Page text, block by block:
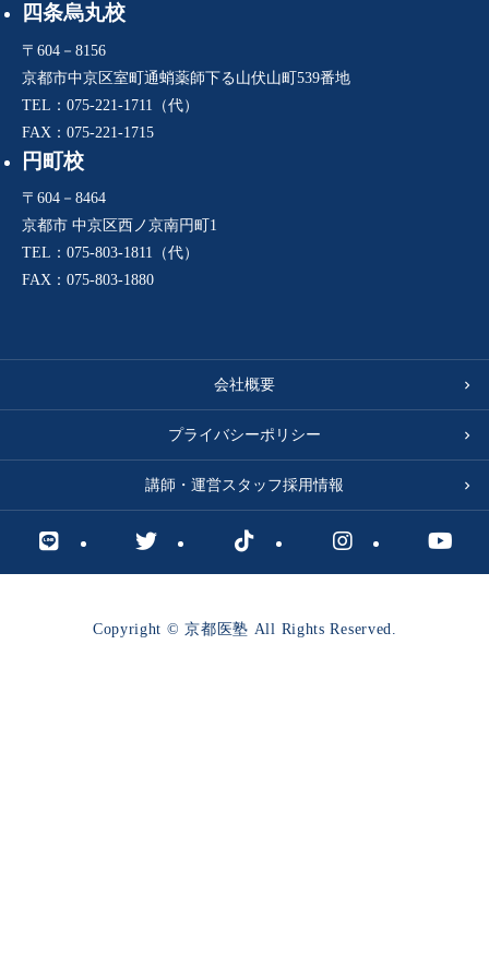
四条烏丸校
〒604－8156
京都市中京区室町通蛸薬師下る山伏山町539番地
TEL：075-221-1711（代）
FAX：075-221-1715
円町校
〒604－8464
京都市 中京区西ノ京南円町1
TEL：075-803-1811（代）
FAX：075-803-1880
会社概要
プライバシーポリシー
講師・運営スタッフ採用情報
Copyright © 京都医塾 All Rights Reserved.